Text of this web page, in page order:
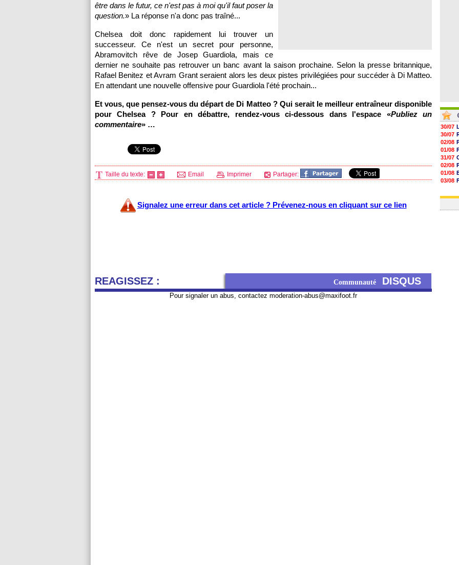
être dans le futur, ce n'est pas à moi qu'il faut poser la
question.» La réponse n'a donc pas traîné...
Chelsea doit donc rapidement lui trouver un
successeur. Ce n'est un secret pour personne,
Abramovitch rêve de Josep Guardiola, mais ce
dernier ne souhaite pas retrouver un banc avant la saison prochaine. Selon la presse britannique,
Rafael Benitez et Avram Grant seraient alors les deux pistes privilégiées pour succéder à Di Matteo.
En attendant une nouvelle offensive pour Guardiola l'été prochain...
Et vous, que pensez-vous du départ de Di Matteo ? Qui serait le meilleur entraîneur disponible
pour Chelsea ? Pour en débattre, rendez-vous ci-dessous dans l'espace «Publiez un
commentaire» …
Taille du texte: Email Imprimer Partager:
Signalez une erreur dans cet article ? Prévenez-nous en cliquant sur ce lien
REAGISSEZ : Communauté DISQUS
Pour signaler un abus, contactez moderation-abus@maxifoot.fr
30/07
30/07
02/08
01/08
31/07
02/08
01/08
03/08
03/08